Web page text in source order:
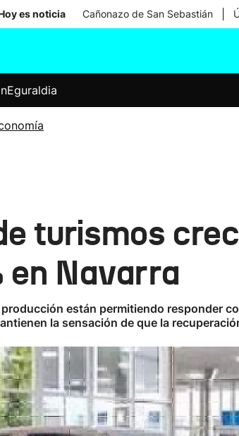
es noticia Cañonazo de San Sebastián
Eguraldia
turismos
en Navarra
están permitiendo responder
la sensación de que la